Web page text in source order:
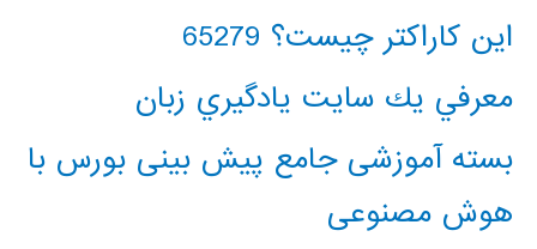
این کاراکتر چیست؟ 65279
معرفي يك سايت يادگيري زبان
بسته آموزشی جامع پیش بینی بورس با
هوش مصنوعی